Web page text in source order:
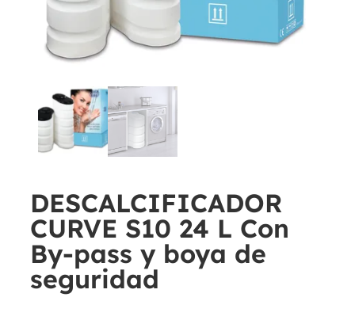
DESCALCIFICADOR
CURVE S10 24 L Con
By-pass y boya de
seguridad